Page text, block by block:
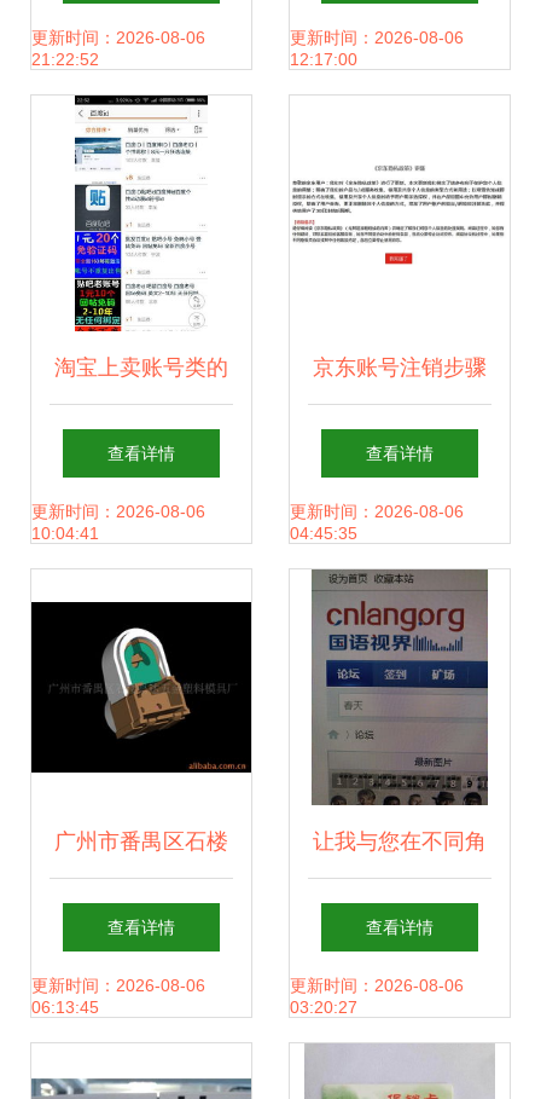
与记忆
更新时间：2026-08-06
21:22:52
统一管理
更新时间：2026-08-06
12:17:00
淘宝上卖账号类的
商品如何正确上架
与设置分类？新手
查看详情
更新时间：2026-08-06
10:04:41
京东账号注销步骤
京东账号怎么注销
查看详情
更新时间：2026-08-06
04:45:35
广州市番禺区石楼
昌达五金塑料模具
厂 卡号模具加工产
查看详情
更新时间：2026-08-06
06:13:45
让我与您在不同角
度谈谈精品音轨资
源的搜索技巧
查看详情
更新时间：2026-08-06
03:20:27